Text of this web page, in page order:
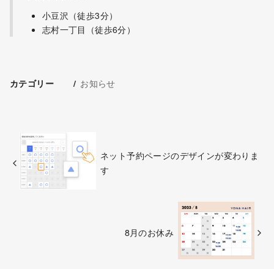
小豆沢（徒歩3分）
志村一丁目（徒歩6分）
カテゴリー お知らせ
ネット予約ページのデザインが変わりま
す
8月のお休み